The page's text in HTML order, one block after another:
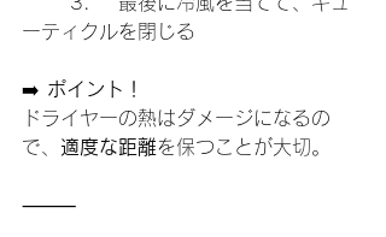
ーティクルを閉じる
➡️ ポイント！
ドライヤーの熱はダメージになるの
で、 適度な距離を保つことが大切。
⸻